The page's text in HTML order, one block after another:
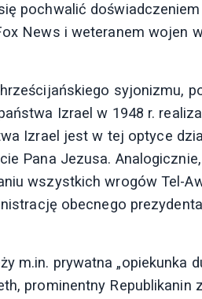
pochwalić
News i weteranem wojen
syjonizmu,
Izrael w 1948 r.
Izrael jest w tej optyce
Pana Jezusa.
wszystkich wrogów Tel-
obecnego
m.in. prywatna „opiekunka
prominentny Republikanin